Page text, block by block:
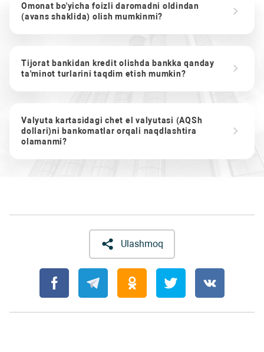
Omonat bo'yicha foizli daromadni oldindan
(avans shaklida) olish mumkinmi?
Tijorat bankidan kredit olishda bankka qanday
ta'minot turlarini taqdim etish mumkin?
Valyuta kartasidagi chet el valyutasi (AQSh
dollari)ni bankomatlar orqali naqdlashtira
olamanmi?
Ulashmoq